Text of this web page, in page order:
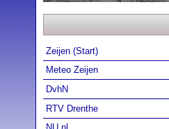
Zeijen (Start)
Meteo Zeijen
DvhN
RTV Drenthe